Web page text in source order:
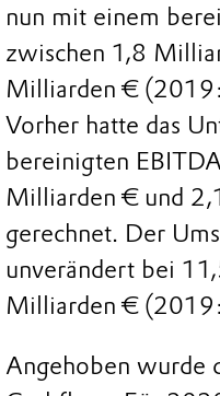
nun mit einem
zwischen 1,8
Milliarden €
Vorher hatte das
bereinigten
Milliarden € und
gerechnet. Der
unverändert bei
Milliarden €
Angehoben wurde